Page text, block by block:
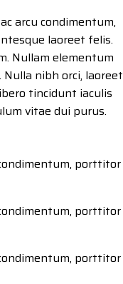
arcu condimentum,
laoreet felis.
Nullam elementum
nibh orci, laoreet
tincidunt iaculis
vitae dui purus.
porttitor
porttitor
porttitor